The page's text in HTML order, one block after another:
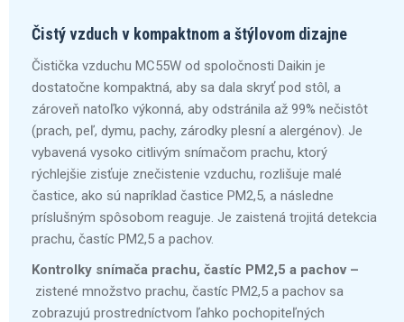
Čistý vzduch v kompaktnom a štýlovom dizajne
Čistička vzduchu MC55W od spoločnosti Daikin je
dostatočne kompaktná, aby sa dala skryť pod stôl, a
zároveň natoľko výkonná, aby odstránila až 99% nečistôt
(prach, peľ, dymu, pachy, zárodky plesní a alergénov). Je
vybavená vysoko citlivým snímačom prachu, ktorý
rýchlejšie zisťuje znečistenie vzduchu, rozlišuje malé
častice, ako sú napríklad častice PM2,5, a následne
príslušným spôsobom reaguje. Je zaistená trojitá detekcia
prachu, častíc PM2,5 a pachov.
Kontrolky snímača prachu, častíc PM2,5 a pachov –
zistené množstvo prachu, častíc PM2,5 a pachov sa
zobrazujú prostredníctvom ľahko pochopiteľných